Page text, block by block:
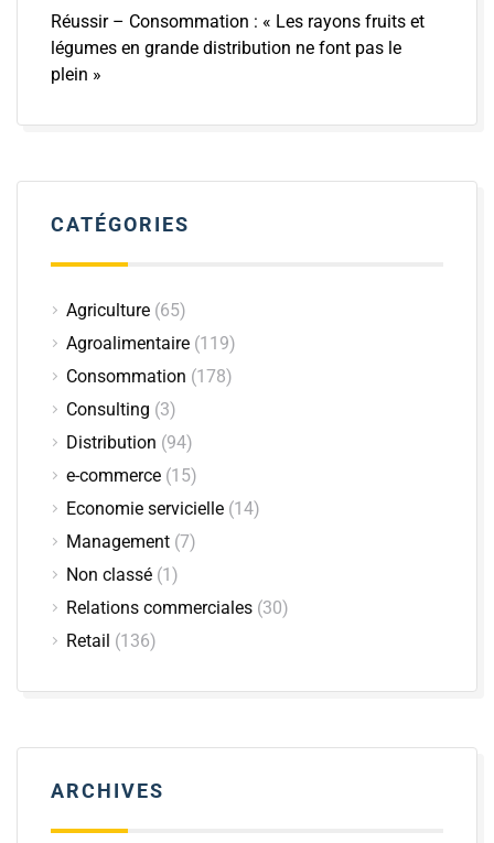
Réussir – Consommation : « Les rayons fruits et
légumes en grande distribution ne font pas le
plein »
CATÉGORIES
Agriculture (65)
Agroalimentaire (119)
Consommation (178)
Consulting (3)
Distribution (94)
e-commerce (15)
Economie servicielle (14)
Management (7)
Non classé (1)
Relations commerciales (30)
Retail (136)
ARCHIVES